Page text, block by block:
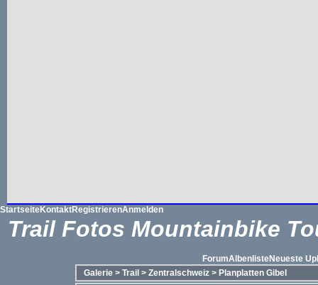
StartseiteKontaktRegistrierenAnmelden
Trail Fotos Mountainbike
ForumAlbenlisteNeueste
Galerie > Trail > Zentralschweiz > Planplatten Gibel